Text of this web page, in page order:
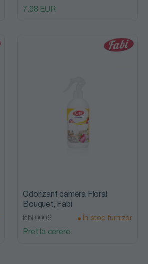
7.98 EUR
Odorizant camera Floral
Bouquet, Fabi
fabi-0006 În stoc furnizor
Preț la cerere